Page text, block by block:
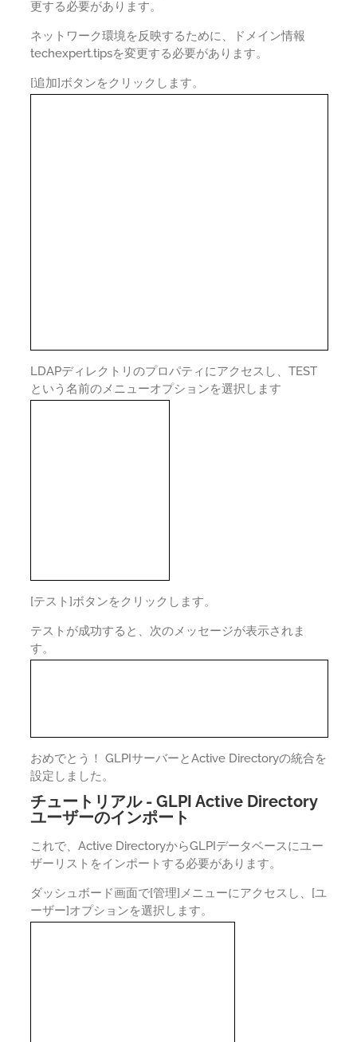
更する必要があります。
ネットワーク環境を反映するために、ドメイン情報
techexpert.tipsを変更する必要があります。
[追加]ボタンをクリックします。
LDAPディレクトリのプロパティにアクセスし、TEST
という名前のメニューオプションを選択します
[テスト]ボタンをクリックします。
テストが成功すると、次のメッセージが表示されま
す。
おめでとう！ GLPIサーバーとActive Directoryの統合を
設定しました。
チュートリアル - GLPI Active Directory
ユーザーのインポート
これで、Active DirectoryからGLPIデータベースにユー
ザーリストをインポートする必要があります。
ダッシュボード画面で[管理]メニューにアクセスし、[ユ
ーザー]オプションを選択します。